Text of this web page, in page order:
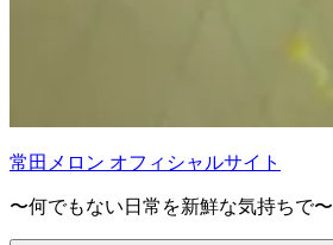
常田メロン オフィシャルサイト
〜何でもない日常を新鮮な気持ちで〜